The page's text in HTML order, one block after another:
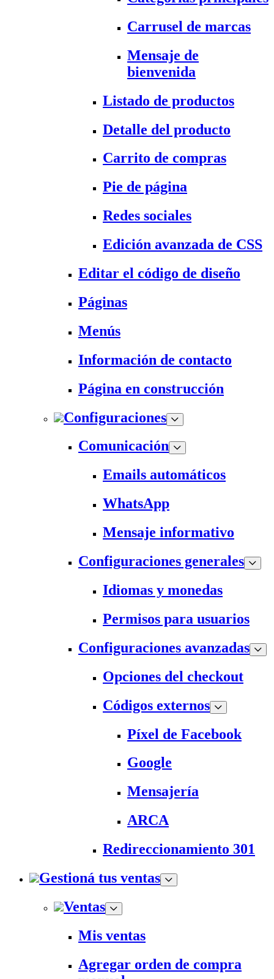
Carrusel de marcas
Mensaje de
bienvenida
Listado de productos
Detalle del producto
Carrito de compras
Pie de página
Redes sociales
Edición avanzada de CSS
Editar el código de diseño
Páginas
Menús
Información de contacto
Página en construcción
Configuraciones
Comunicación
Emails automáticos
WhatsApp
Mensaje informativo
Configuraciones generales
Idiomas y monedas
Permisos para usuarios
Configuraciones avanzadas
Opciones del checkout
Códigos externos
Píxel de Facebook
Google
Mensajería
ARCA
Redireccionamiento 301
Gestioná tus ventas
Ventas
Mis ventas
Agregar orden de compra